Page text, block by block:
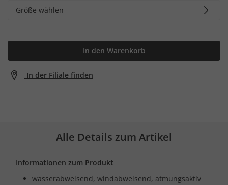
Größe wählen
In den Warenkorb
In der Filiale finden
Alle Details zum Artikel
Informationen zum Produkt
wasserabweisend, windabweisend, atmungsaktiv